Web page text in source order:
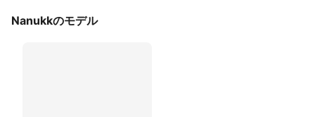
Nanukkのモデル